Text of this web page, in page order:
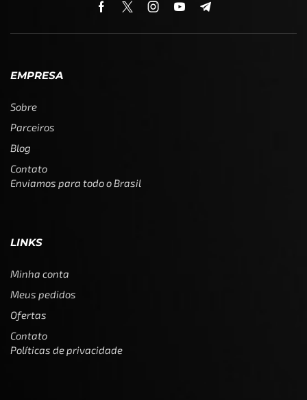
EMPRESA
Sobre
Parceiros
Blog
Contato
Enviamos para todo o Brasil
LINKS
Minha conta
Meus pedidos
Ofertas
Contato
Políticas de privacidade